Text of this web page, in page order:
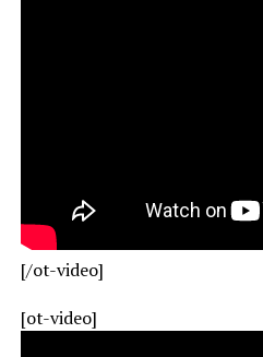
[/ot-video]
[ot-video]